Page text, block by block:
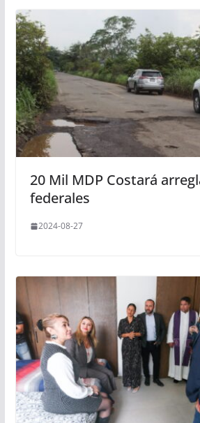
20 Mil MDP Costará
federales
2024-08-27